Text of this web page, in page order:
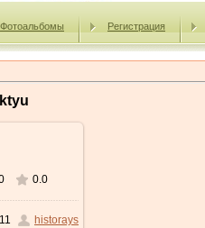
Фотоальбомы Регистрация
0.0
historays